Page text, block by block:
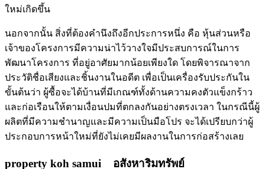
ใหม่เกิดขึ้น
นอกจากนั้น สิ่งที่ต้องคำนึงถึงอีกประการหนึ่ง คือ หุ้นส่วนหรือ
เจ้าของโครงการมีความน่าไว้วางใจมีประสบการณ์ในการ
พัฒนาโครงการ ที่อยู่อาศัยมากน้อยเพียงใด โดยพิจารณาจาก
ประวัติชื่อเสียงและชิ้นงานในอดีต เพื่อเป็นเครื่องรับประกันใน
ขั้นต้นว่า ผู้ซื้อจะได้บ้านที่มีเกณฑ์ทั้งด้านความคงตัวแข็งกร้าว
และก่อเรือนให้ตามเงื่อนปมที่ตกลงกันอย่างตรงเวลา ในกรณีนี้ผู้
ผลิตที่มีความชำนาญและมีความเป็นมือโปร จะได้เปรียบกว่าผู้
ประกอบการหน้าใหม่ที่ยังไม่เคยมีผลงานในการก่อสร้างเลย
property koh samui อสังหาริมทรัพย์